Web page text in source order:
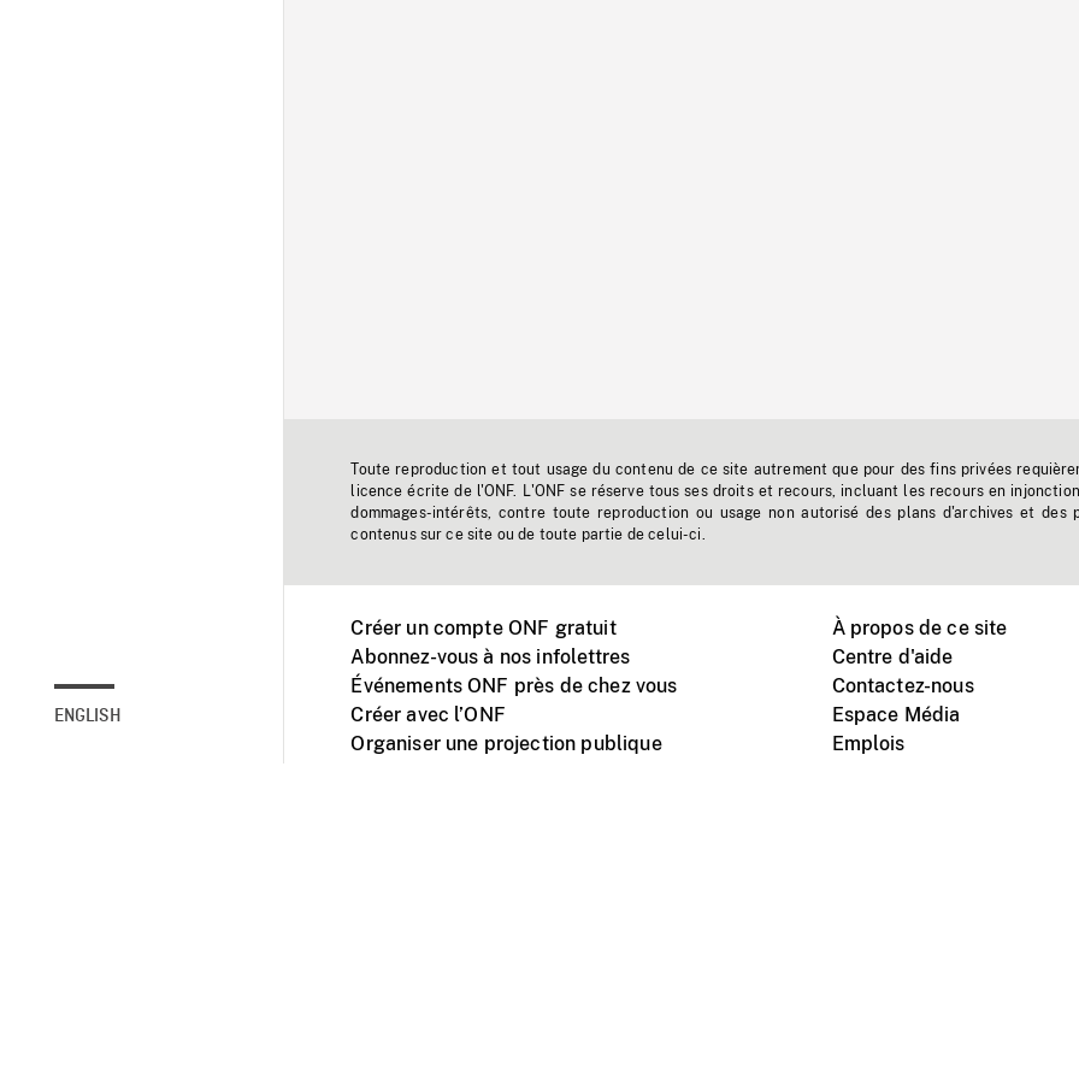
ENGLISH
Toute reproduction et tout usage du contenu de ce site autrement que pour des fins privées
licence écrite de l'ONF. L'ONF se réserve tous ses droits et recours, incluant les recours en
dommages-intérêts, contre toute reproduction ou usage non autorisé des plans d'archives et des
contenus sur ce site ou de toute partie de celui-ci.
Créer un compte ONF gratuit
Abonnez-vous à nos infolettres
Événements ONF près de chez vous
Créer avec l’ONF
Organiser une projection publique
À propos de ce site
Centre d'aide
Contactez-nous
Espace Média
Emplois